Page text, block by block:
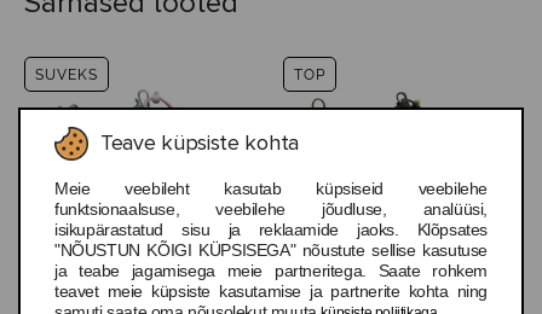
Teave küpsiste kohta
Meie veebileht kasutab küpsiseid veebilehe
funktsionaalsuse, veebilehe jõudluse, analüüsi,
isikupärastatud sisu ja reklaamide jaoks. Klõpsates
"NÕUSTUN KÕIGI KÜPSISEGA" nõustute sellise kasutuse
ja teabe jagamisega meie partneritega. Saate rohkem
teavet meie küpsiste kasutamise ja partnerite kohta ning
SUVEKS
6 Colors
Keen Astoria West
TOP
9 Colors
Keen Newport H2